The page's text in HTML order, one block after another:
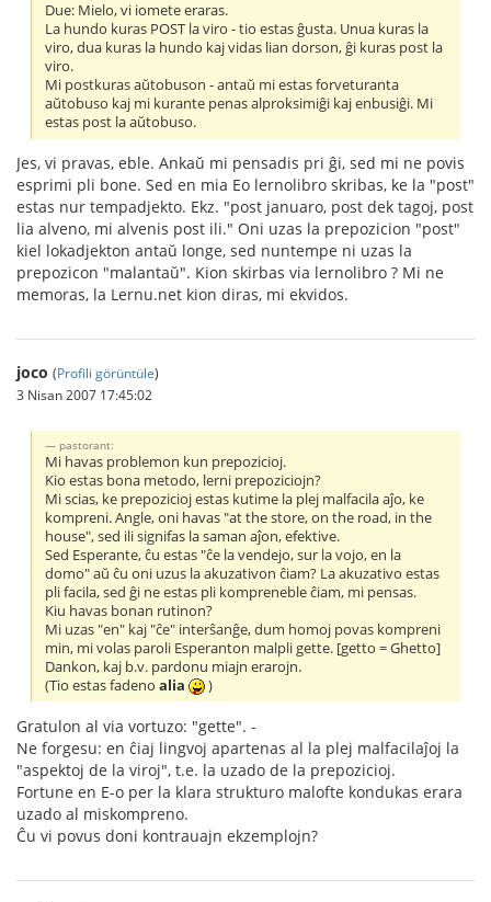
Due: Mielo, vi iomete eraras.
La hundo kuras POST la viro - tio estas ĝusta. Unua kuras la
viro, dua kuras la hundo kaj vidas lian dorson, ĝi kuras post la
viro.
Mi postkuras aŭtobuson - antaŭ mi estas forveturanta
aŭtobuso kaj mi kurante penas alproksimiĝi kaj enbusiĝi. Mi
estas post la aŭtobuso.
Jes, vi pravas, eble. Ankaŭ mi pensadis pri ĝi, sed mi ne povis
esprimi pli bone. Sed en mia Eo lernolibro skribas, ke la "post"
estas nur tempadjekto. Ekz. "post januaro, post dek tagoj, post
lia alveno, mi alvenis post ili." Oni uzas la prepozicion "post"
kiel lokadjekton antaŭ longe, sed nuntempe ni uzas la
prepozicon "malantaŭ". Kion skirbas via lernolibro ? Mi ne
memoras, la Lernu.net kion diras, mi ekvidos.
joco (Profili görüntüle)
3 Nisan 2007 17:45:02
pastorant:
Mi havas problemon kun prepozicioj.
Kio estas bona metodo, lerni prepoziciojn?
Mi scias, ke prepozicioj estas kutime la plej malfacila aĵo, ke
kompreni. Angle, oni havas "at the store, on the road, in the
house", sed ili signifas la saman aĵon, efektive.
Sed Esperante, ĉu estas "ĉe la vendejo, sur la vojo, en la
domo" aŭ ĉu oni uzus la akuzativon ĉiam? La akuzativo estas
pli facila, sed ĝi ne estas pli kompreneble ĉiam, mi pensas.
Kiu havas bonan rutinon?
Mi uzas "en" kaj "ĉe" interŝanĝe, dum homoj povas kompreni
min, mi volas paroli Esperanton malpli gette. [getto = Ghetto]
Dankon, kaj b.v. pardonu miajn erarojn.
(Tio estas fadenoalia )
Gratulon al via vortuzo: "gette". -
Ne forgesu: en ĉiaj lingvoj apartenas al la plej malfacilaĵoj la
"aspektoj de la viroj", t.e. la uzado de la prepozicioj.
Fortune en E-o per la klara strukturo malofte kondukas erara
uzado al miskompreno.
Ĉu vi povus doni kontrauajn ekzemplojn?